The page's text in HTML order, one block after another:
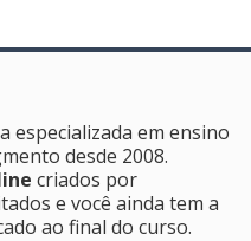
especializada em ensino
desde 2008.
criados por
e você ainda tem a
ao final do curso.